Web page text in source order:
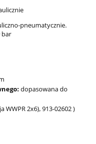
pneumatycznie.
bar
dopasowana do
WWPR 2x6), 913-02602 )